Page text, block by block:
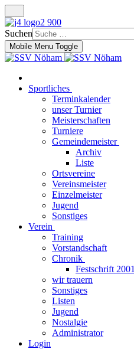
Suchen
Mobile Menu Toggle
Sportliches
Terminkalender
unser Turnier
Meisterschaften
Turniere
Gemeindemeister
Archiv
Liste
Ortsvereine
Vereinsmeister
Einzelmeister
Jugend
Sonstiges
Verein
Training
Vorstandschaft
Chronik
Festschrift 2001
wir trauern
Sonstiges
Listen
Jugend
Nostalgie
Administrator
Login